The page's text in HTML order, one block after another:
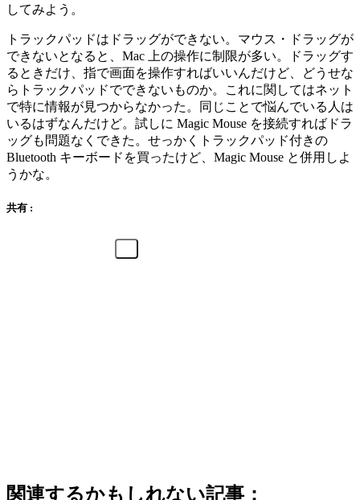
してみよう。
トラックパッドはドラッグができない。マウス・ドラッグが
できないとなると、Mac 上の操作に制限が多い。ドラッグす
るときだけ、指で画面を操作すればいいんだけど、どうせな
らトラックパッドでできないものか。これに関してはネット
で特に情報が見つからなかった。同じことで悩んでいる人は
いるはずなんだけど。試しに Magic Mouse を接続すればドラ
ッグも問題なくできた。せっかくトラックパッド付きの
Bluetooth キーボードを買ったけど、Magic Mouse と併用しよ
うかな。
共有 :
関連するかもしれない記事：